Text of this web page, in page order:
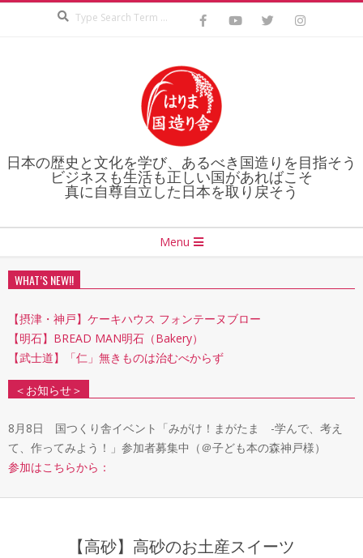
日本の歴史と文化を学び、あるべき国造りを目指そう
ビジネスも生活も正しい国があればこそ
真に自尊自立した日本を取り戻そう
Menu
Menu
WHAT’S NEW!!
【摂津・神戸】ケーキハウス フォンテーヌブロー
【明石】BREAD MAN明石（Bakery）
【武士道】「仁」無きものは治むべからず
＜お知らせ＞
8月8日 国つくり舎イベント「みがけ！まがたま -学んで、考え
て、作ってみよう！」参加者募集中（＠子ども本の森神戸様）
参加はこちらから：
【高砂】高砂のお土産スイーツ